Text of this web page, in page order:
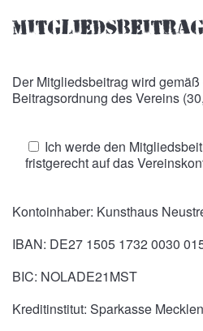
Mitgliedsbeitrag
Der Mitgliedsbeitrag wird
Beitragsordnung des Vereins
Ich werde den
fristgerecht auf das
Kontoinhaber: Kunsthaus
IBAN: DE27 1505 1732 0030
BIC: NOLADE21MST
Kreditinstitut: Sparkasse